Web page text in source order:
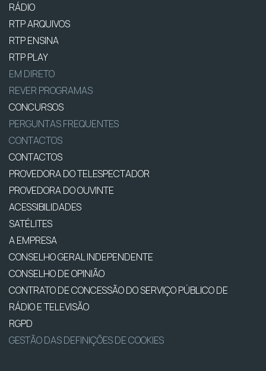
RÁDIO
RTP ARQUIVOS
RTP ENSINA
RTP PLAY
EM DIRETO
REVER PROGRAMAS
CONCURSOS
PERGUNTAS FREQUENTES
CONTACTOS
CONTACTOS
PROVEDORA DO TELESPECTADOR
PROVEDORA DO OUVINTE
ACESSIBILIDADES
SATÉLITES
A EMPRESA
CONSELHO GERAL INDEPENDENTE
CONSELHO DE OPINIÃO
CONTRATO DE CONCESSÃO DO SERVIÇO PÚBLICO DE
RÁDIO E TELEVISÃO
RGPD
GESTÃO DAS DEFINIÇÕES DE COOKIES